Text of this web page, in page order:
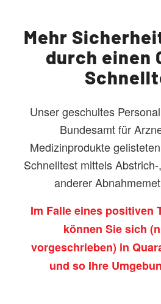
Mehr
durch einen
Unser geschultes
Bundesamt für
Medizinprodukte
Schnelltest mittels
anderer
Im Falle eines positiven
können Sie sich
vorgeschrieben) in
und so Ihre